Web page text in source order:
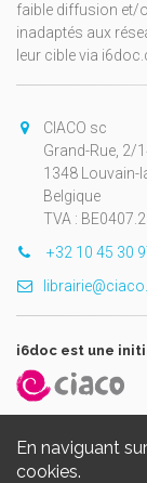
En naviguant
cookies.
faible diffusion et/
inadaptés aux
leur cible via
CIACO sc
Grand-Rue, 2/
1348 Louvain-
Belgique
TVA :
+32 10 45 30
i6doc est une